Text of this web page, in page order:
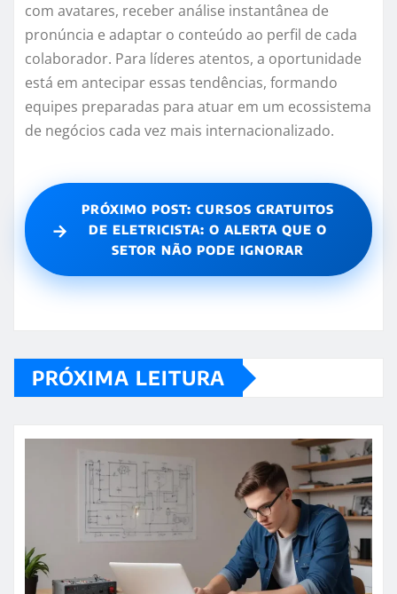
com avatares, receber análise instantânea de
pronúncia e adaptar o conteúdo ao perfil de cada
colaborador. Para líderes atentos, a oportunidade
está em antecipar essas tendências, formando
equipes preparadas para atuar em um ecossistema
de negócios cada vez mais internacionalizado.
→
PRÓXIMO POST: CURSOS GRATUITOS
DE ELETRICISTA: O ALERTA QUE O
SETOR NÃO PODE IGNORAR
PRÓXIMA LEITURA